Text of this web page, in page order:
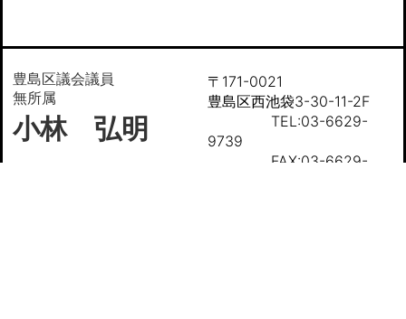
豊島区議会議員
無所属
小林 弘明
〒171-0021
豊島区西池袋3-30-11-2F
TEL:03-6629-
9739
FAX:03-6629-